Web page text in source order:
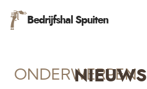
Bedrijfshal Spuiten
ONDERWERPEN
NIEUWS